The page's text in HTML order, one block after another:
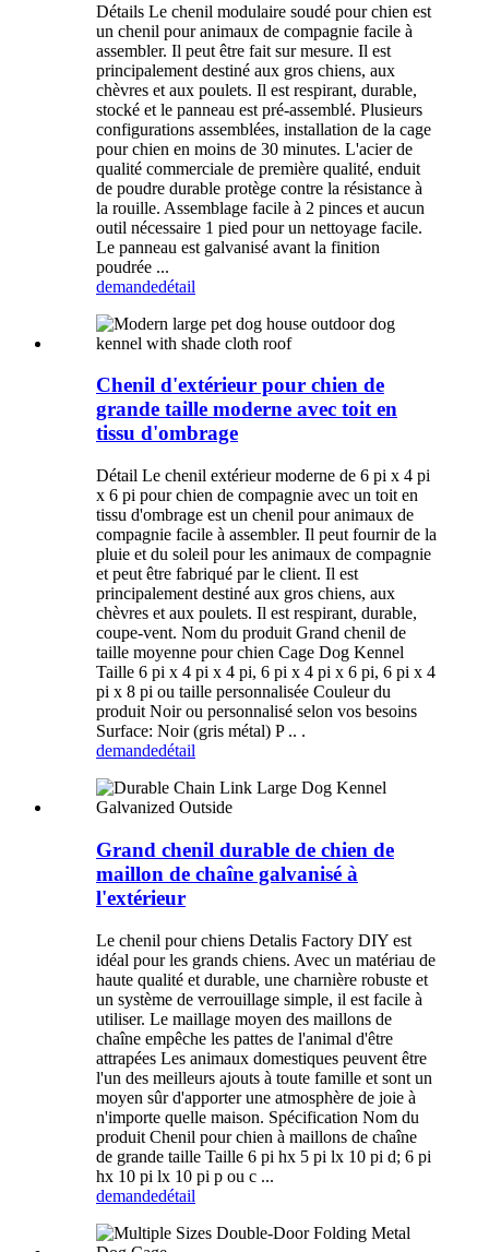
Détails Le chenil modulaire soudé pour chien est
un chenil pour animaux de compagnie facile à
assembler. Il peut être fait sur mesure. Il est
principalement destiné aux gros chiens, aux
chèvres et aux poulets. Il est respirant, durable,
stocké et le panneau est pré-assemblé. Plusieurs
configurations assemblées, installation de la cage
pour chien en moins de 30 minutes. L'acier de
qualité commerciale de première qualité, enduit
de poudre durable protège contre la résistance à
la rouille. Assemblage facile à 2 pinces et aucun
outil nécessaire 1 pied pour un nettoyage facile.
Le panneau est galvanisé avant la finition
poudrée ...
demandedétail
Chenil d'extérieur pour chien de
grande taille moderne avec toit en
tissu d'ombrage
Détail Le chenil extérieur moderne de 6 pi x 4 pi
x 6 pi pour chien de compagnie avec un toit en
tissu d'ombrage est un chenil pour animaux de
compagnie facile à assembler. Il peut fournir de la
pluie et du soleil pour les animaux de compagnie
et peut être fabriqué par le client. Il est
principalement destiné aux gros chiens, aux
chèvres et aux poulets. Il est respirant, durable,
coupe-vent. Nom du produit Grand chenil de
taille moyenne pour chien Cage Dog Kennel
Taille 6 pi x 4 pi x 4 pi, 6 pi x 4 pi x 6 pi, 6 pi x 4
pi x 8 pi ou taille personnalisée Couleur du
produit Noir ou personnalisé selon vos besoins
Surface: Noir (gris métal) P .. .
demandedétail
Grand chenil durable de chien de
maillon de chaîne galvanisé à
l'extérieur
Le chenil pour chiens Detalis Factory DIY est
idéal pour les grands chiens. Avec un matériau de
haute qualité et durable, une charnière robuste et
un système de verrouillage simple, il est facile à
utiliser. Le maillage moyen des maillons de
chaîne empêche les pattes de l'animal d'être
attrapées Les animaux domestiques peuvent être
l'un des meilleurs ajouts à toute famille et sont un
moyen sûr d'apporter une atmosphère de joie à
n'importe quelle maison. Spécification Nom du
produit Chenil pour chien à maillons de chaîne
de grande taille Taille 6 pi hx 5 pi lx 10 pi d; 6 pi
hx 10 pi lx 10 pi p ou c ...
demandedétail